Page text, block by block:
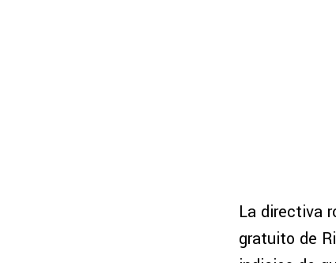
La directiva
gratuito de